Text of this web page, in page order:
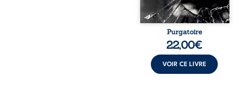
Purgatoire
22,00€
VOIR CE LIVRE